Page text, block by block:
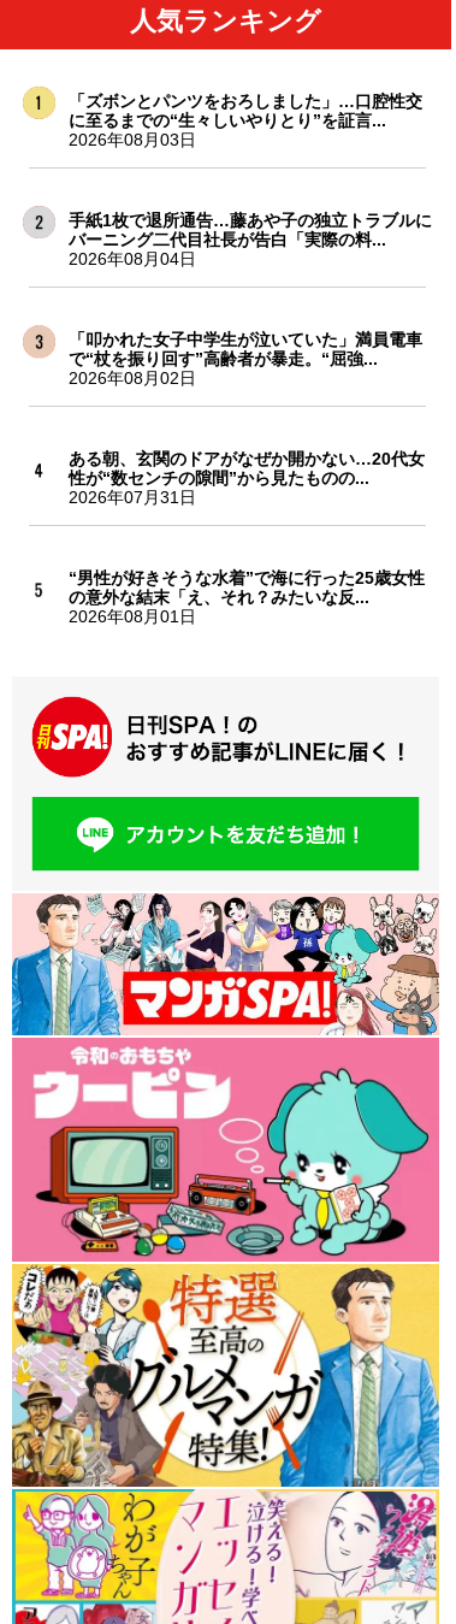
人気ランキング
「ズボンとパンツをおろしました」…口腔性交
に至るまでの“生々しいやりとり”を証言...
2026年08月03日
手紙1枚で退所通告…藤あや子の独立トラブルに
バーニング二代目社長が告白「実際の料...
2026年08月04日
「叩かれた女子中学生が泣いていた」満員電車
で“杖を振り回す”高齢者が暴走。“屈強...
2026年08月02日
ある朝、玄関のドアがなぜか開かない…20代女
性が“数センチの隙間”から見たものの...
2026年07月31日
“男性が好きそうな水着”で海に行った25歳女性
の意外な結末「え、それ？みたいな反...
2026年08月01日